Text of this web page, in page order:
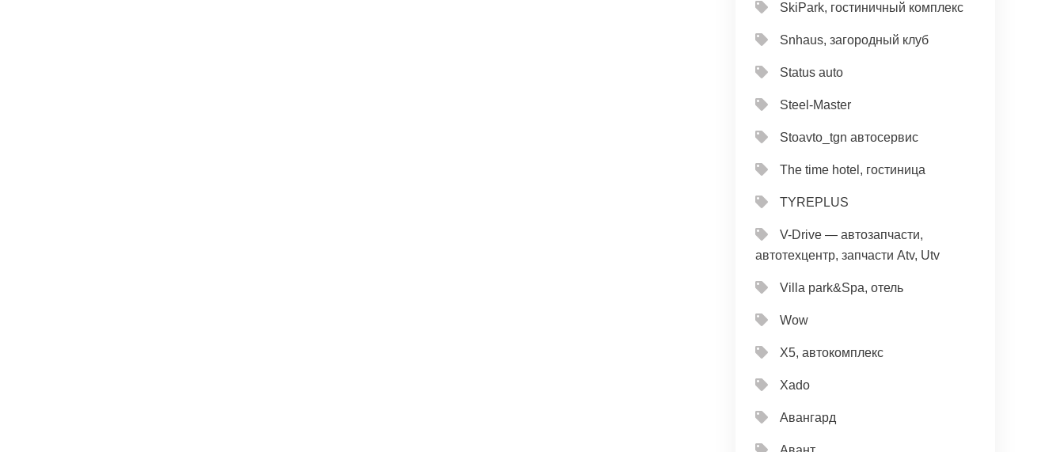
SkiPark, гостиничный комплекс
Snhaus, загородный клуб
Status auto
Steel-Master
Stoavto_tgn автосервис
The time hotel, гостиница
TYREPLUS
V-Drive — автозапчасти,
автотехцентр, запчасти Atv, Utv
Villa park&Spa, отель
Wow
X5, автокомплекс
Xado
Авангард